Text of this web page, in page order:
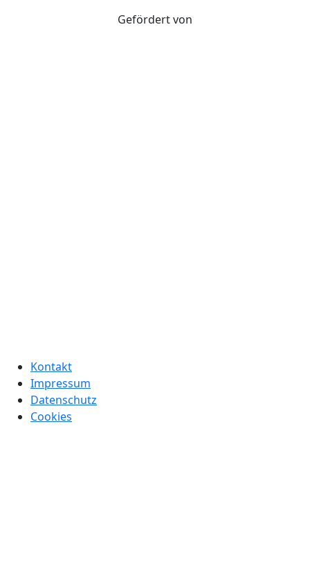
Gefördert von
Kontakt
Impressum
Datenschutz
Cookies